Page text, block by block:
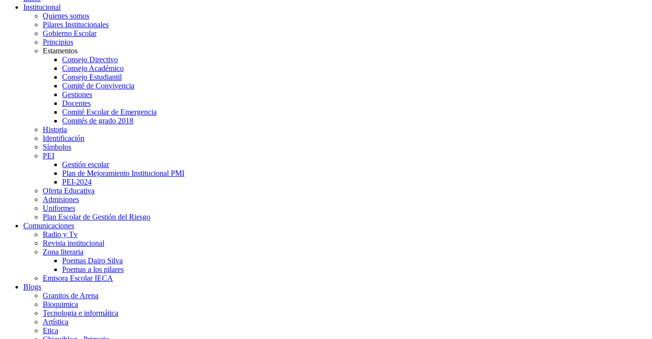
Institucional
Quienes somos
Pilares Institucionales
Gobierno Escolar
Principios
Estamentos
Consejo Directivo
Consejo Académico
Consejo Estudiantil
Comité de Convivencia
Gestiones
Docentes
Comité Escolar de Emergencia
Comités de grado 2018
Historia
Identificación
Símbolos
PEI
Gestión escolar
Plan de Mejoramiento Institucional PMI
PEI-2024
Oferta Educativa
Admisiones
Uniformes
Plan Escolar de Gestión del Riesgo
Comunicaciones
Radio y Tv
Revista institucional
Zona literaria
Poemas Dairo Silva
Poemas a los pilares
Emisora Escolar IECA
Blogs
Granitos de Arena
Bioquimica
Tecnologia e informática
Artística
Etica